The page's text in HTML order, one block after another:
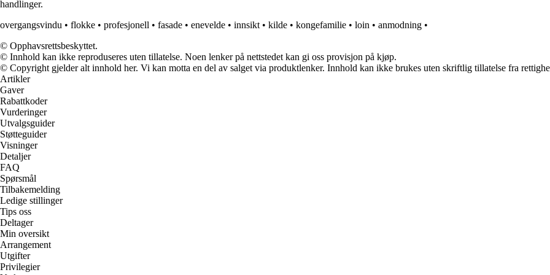
handlinger.
overgangsvindu • flokke • profesjonell • fasade • enevelde • innsikt • kilde • kongefamilie • loin • anmodning •
© Opphavsrettsbeskyttet.
© Innhold kan ikke reproduseres uten tillatelse. Noen lenker på nettstedet kan gi oss provisjon på kjøp.
© Copyright gjelder alt innhold her. Vi kan motta en del av salget via produktlenker. Innhold kan ikke brukes uten skriftlig tillatelse fra
Artikler
Gaver
Rabattkoder
Vurderinger
Utvalgsguider
Støtteguider
Visninger
Detaljer
FAQ
Spørsmål
Tilbakemelding
Ledige stillinger
Tips oss
Deltager
Min oversikt
Arrangement
Utgifter
Privilegier